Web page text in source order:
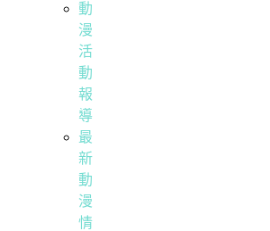
動
漫
活
動
報
導
最
新
動
漫
情